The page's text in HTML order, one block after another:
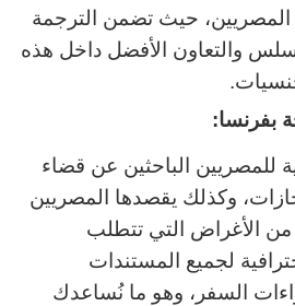
المصريين، حيث تضمن الترجمة
والتعاون الأفضل داخل هذه
بفرنسا:
للمصريين الباحثين عن قضاء
وكذلك يقصدها المصريين
من الأغراض التي تتطلب
لجميع المستندات
السفر، وهو ما نُساعدك